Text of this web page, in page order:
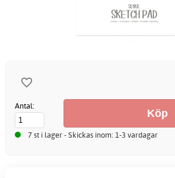
Antal:
7 st i lager - Skickas inom: 1-3 vardagar